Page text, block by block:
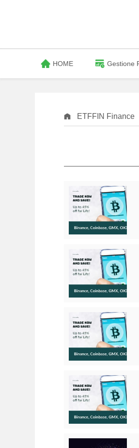
HOME Gestione
ETFFIN Finance